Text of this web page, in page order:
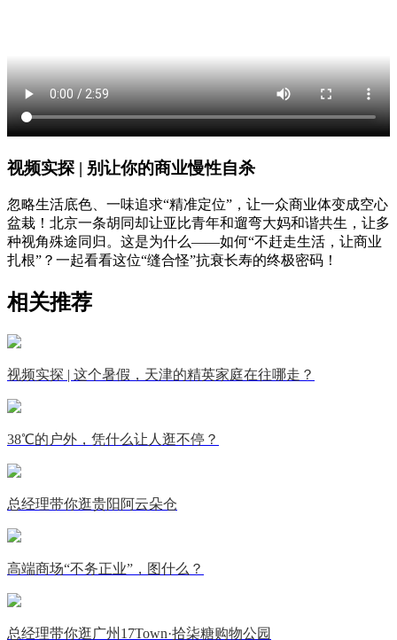
视频实探 | 别让你的商业慢性自杀
忽略生活底色、一味追求“精准定位”，让一众商业体变成空心
盆栽！北京一条胡同却让亚比青年和遛弯大妈和谐共生，让多
种视角殊途同归。这是为什么——如何“不赶走生活，让商业
扎根”？一起看看这位“缝合怪”抗衰长寿的终极密码！
相关推荐
视频实探 | 这个暑假，天津的精英家庭在往哪走？
38℃的户外，凭什么让人逛不停？
总经理带你逛贵阳阿云朵仓
高端商场“不务正业”，图什么？
总经理带你逛广州17Town·拾柒糖购物公园